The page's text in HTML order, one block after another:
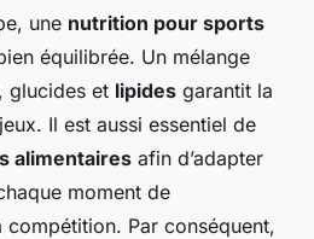
une nutrition pour sports
équilibrée. Un mélange
glucides et lipides garantit la
Il est aussi essentiel de
alimentaires afin d’adapter
moment de
compétition. Par conséquent,